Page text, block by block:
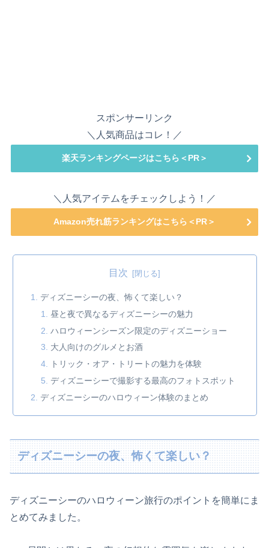
スポンサーリンク
＼人気商品はコレ！／
楽天ランキングページはこちら＜PR＞
＼人気アイテムをチェックしよう！／
Amazon売れ筋ランキングはこちら＜PR＞
目次
ディズニーシーの夜、怖くて楽しい？
昼と夜で異なるディズニーシーの魅力
ハロウィーンシーズン限定のディズニーショー
大人向けのグルメとお酒
トリック・オア・トリートの魅力を体験
ディズニーシーで撮影する最高のフォトスポット
ディズニーシーのハロウィーン体験のまとめ
ディズニーシーの夜、怖くて楽しい？
ディズニーシーのハロウィーン旅行のポイントを簡単にま
とめてみました。